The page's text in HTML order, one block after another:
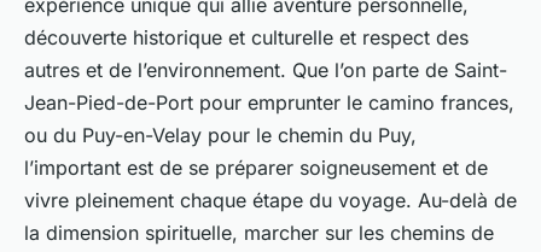
expérience unique qui allie aventure personnelle,
découverte historique et culturelle et respect des
autres et de l’environnement. Que l’on parte de Saint-
Jean-Pied-de-Port pour emprunter le camino frances,
ou du Puy-en-Velay pour le chemin du Puy,
l’important est de se préparer soigneusement et de
vivre pleinement chaque étape du voyage. Au-delà de
la dimension spirituelle, marcher sur les chemins de